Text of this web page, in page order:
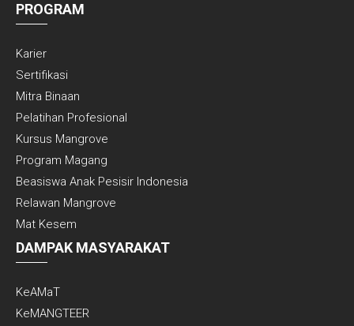
PROGRAM
Karier
Sertifikasi
Mitra Binaan
Pelatihan Profesional
Kursus Mangrove
Program Magang
Beasiswa Anak Pesisir Indonesia
Relawan Mangrove
Mat Kesem
DAMPAK MASYARAKAT
KeAMaT
KeMANGTEER